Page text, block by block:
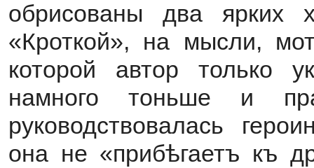
обрисованы два ярких
«Кроткой», на мысли,
которой автор только
намного тоньше и
руководствовалась
она не «прибѣгаетъ къ